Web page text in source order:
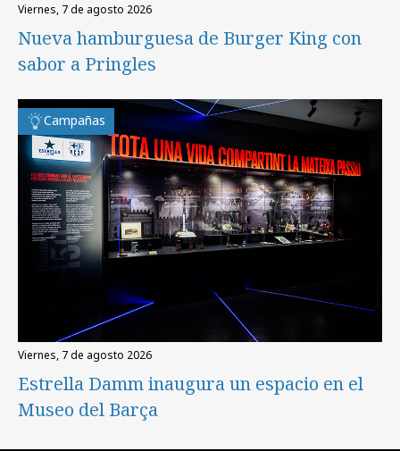
viernes, 7 de agosto 2026
Nueva hamburguesa de Burger King con
sabor a Pringles
Campañas
viernes, 7 de agosto 2026
Estrella Damm inaugura un espacio en el
Museo del Barça